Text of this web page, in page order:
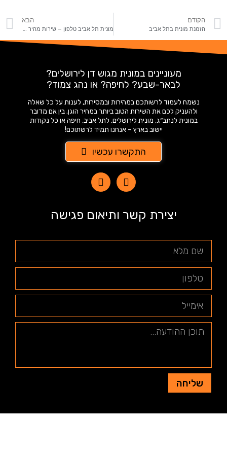
הקודם
הזמנת מונית בתל אביב
הבא
מונית תל אביב טלפון – שירות מהיר ונוח
מעוניינים במונית מגוש דן לירושלים?
לבאר-שבע? לחיפה? או נהג צמוד?
נשמח לעמוד לרשותכם במהירות ובמסירות, לענות על כל שאלה
ולהעניק לכם את השירות הטוב ביותר במחיר הוגן. בין אם מדובר
במונית לנתב״ג, מונית לירושלים, לתל אביב, חיפה או כל נקודות
יישוב בארץ – אנחנו תמיד לרשתוכם!
התקשרו עכשיו
יצירת קשר ותיאום פגישה
שליחה